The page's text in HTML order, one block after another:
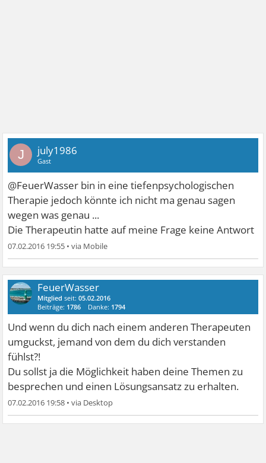
J july1986
Gast
@FeuerWasser bin in eine tiefenpsychologischen
Therapie jedoch könnte ich nicht ma genau sagen
wegen was genau ...
Die Therapeutin hatte auf meine Frage keine Antwort
07.02.2016 19:55 •
FeuerWasser
Mitglied seit:05.02.2016
Beiträge: 1786 Danke: 1794
Und wenn du dich nach einem anderen Therapeuten
umguckst, jemand von dem du dich verstanden
fühlst?!
Du sollst ja die Möglichkeit haben deine Themen zu
besprechen und einen Lösungsansatz zu erhalten.
07.02.2016 19:58 •